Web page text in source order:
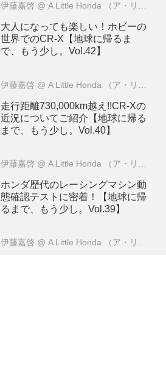
伊藤嘉啓 @ A Little Honda （ア・リトル・ホンダ）編集部
大人になっても楽しい！ホビーの
世界でのCR-X【地球に帰るま
で、もう少し。Vol.42】
伊藤嘉啓 @ A Little Honda （ア・リトル・ホンダ）編集部
走行距離730,000km越え!!CR-Xの
近況についてご紹介【地球に帰る
まで、もう少し。Vol.40】
伊藤嘉啓 @ A Little Honda （ア・リトル・ホンダ）編集部
ホンダ歴代のレーシングマシン動
態確認テストに密着！【地球に帰
るまで、もう少し。Vol.39】
伊藤嘉啓 @ A Little Honda （ア・リトル・ホンダ）編集部